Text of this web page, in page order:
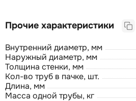
Прочие характеристики
Внутренний диаметр, мм
Наружный диаметр, мм
Толщина стенки, мм
Кол-во труб в пачке, шт.
Длина, мм
Масса одной трубы, кг